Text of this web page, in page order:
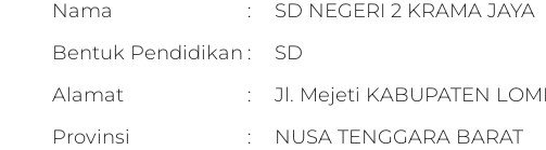
Nama
:
SD NEGERI 2 KRAMA JAYA
Bentuk Pendidikan :
SD
Alamat
:
Jl. Mejeti KABUPATEN
Provinsi
: NUSA TENGGARA BARAT